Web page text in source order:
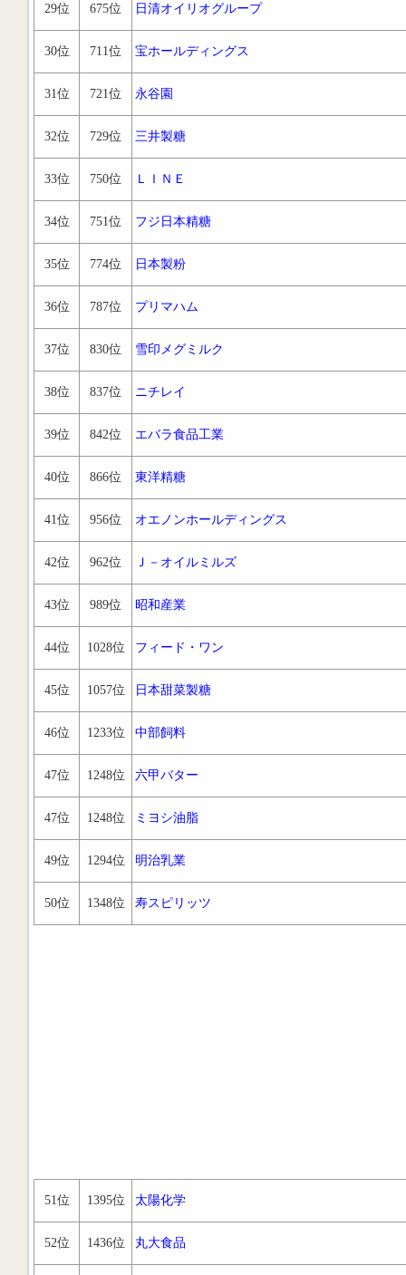
29位 675位 日清オイリオグループ
30位 711位 宝ホールディングス
31位 721位 永谷園
32位 729位 三井製糖
33位 750位 ＬＩＮＥ
34位 751位 フジ日本精糖
35位 774位 日本製粉
36位 787位 プリマハム
37位 830位 雪印メグミルク
38位 837位 ニチレイ
39位 842位 エバラ食品工業
40位 866位 東洋精糖
41位 956位 オエノンホールディングス
42位 962位 Ｊ－オイルミルズ
43位 989位 昭和産業
44位 1028位 フィード・ワン
45位 1057位 日本甜菜製糖
46位 1233位 中部飼料
47位 1248位 六甲バター
47位 1248位 ミヨシ油脂
49位 1294位 明治乳業
50位 1348位 寿スピリッツ
51位 1395位 太陽化学
52位 1436位 丸大食品